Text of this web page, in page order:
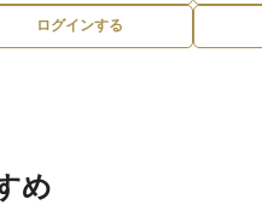
ログインする
め